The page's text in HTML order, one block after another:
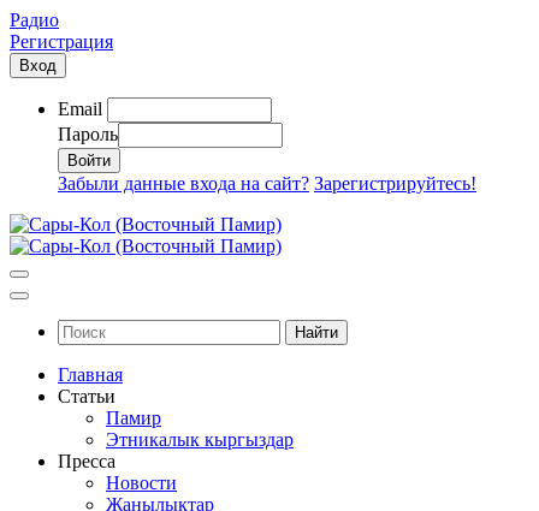
Радио
Регистрация
Вход
Email
Пароль
Забыли данные входа на сайт? Зарегистрируйтесь!
Найти
Главная
Статьи
Памир
Этникалык кыргыздар
Пресса
Новости
Жанылыктар